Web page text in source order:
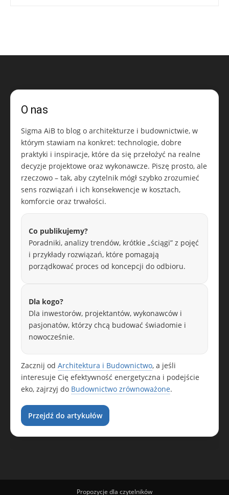
O nas
Sigma AiB to blog o architekturze i budownictwie, w
którym stawiam na konkret: technologie, dobre
praktyki i inspiracje, które da się przełożyć na realne
decyzje projektowe oraz wykonawcze. Piszę prosto, ale
rzeczowo – tak, aby czytelnik mógł szybko zrozumieć
sens rozwiązań i ich konsekwencje w kosztach,
komforcie oraz trwałości.
Co publikujemy?
Poradniki, analizy trendów, krótkie „ściągi” z pojęć
i przykłady rozwiązań, które pomagają
porządkować proces od koncepcji do odbioru.
Dla kogo?
Dla inwestorów, projektantów, wykonawców i
pasjonatów, którzy chcą budować świadomie i
nowocześnie.
Zacznij od Architektura i Budownictwo, a jeśli
interesuje Cię efektywność energetyczna i podejście
eko, zajrzyj do Budownictwo zrównoważone.
Przejdź do artykułów
Propozycje dla czytelników